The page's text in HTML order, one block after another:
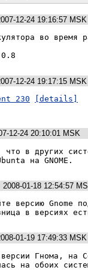
12-24 19:16:57 MSK
во время
12-24 19:17:15 MSK
230
[details]
12-24 20:10:01 MSK
что в других
на GNOME.
2008-01-18 12:54:57
версию Gnome
в версиях
01-19 17:49:33 MSK
версии Гнома,
на обоих